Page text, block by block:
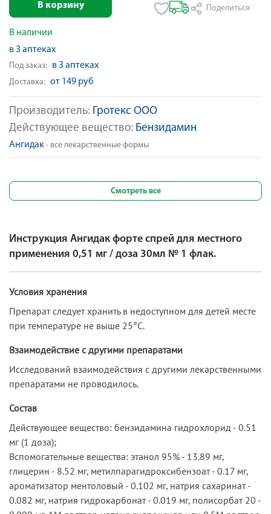
Производитель: Гротекс ООО
Действующее вещество: Бензидамин
Ангидак - все лекарственные формы
В корзину Поделиться
В наличии
в 3 аптеках
Под заказ: в 3 аптеках
Доставка: от 149 руб
Смотреть все
Инструкция Ангидак форте спрей для местного
применения 0,51 мг / доза 30мл № 1 флак.
Условия хранения
Препарат следует хранить в недоступном для детей месте
при температуре не выше 25°С.
Взаимодействие с другими препаратами
Исследований взаимодействия с другими лекарственными
препаратами не проводилось.
Состав
Действующее вещество: бензидамина гидрохлорид - 0.51
мг (1 доза);
Вспомогательные вещества: этанол 95% - 13.89 мг,
глицерин - 8.52 мг, метилпарагидроксибензоат - 0.17 мг,
ароматизатор ментоловый - 0.102 мг, натрия сахаринат -
0.082 мг, натрия гидрокарбонат - 0.019 мг, полисорбат 20 -